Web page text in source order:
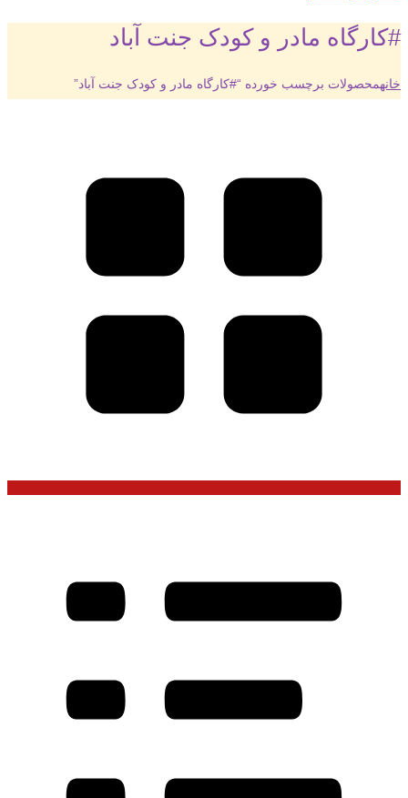
#کارگاه مادر و کودک جنت آباد
خانهمحصولات برچسب خورده “#کارگاه مادر و کودک جنت آباد”